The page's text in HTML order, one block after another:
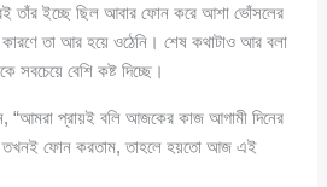
তাঁর ইচ্ছে ছিল আবার ফোন করে আশা ভোঁসলের
তা আর হয়ে ওঠেনি। শেষ কথাটাও আর বলা
বেশি কষ্ট দিচ্ছে।
“আমরা প্রায়ই বলি আজকের কাজ আগামী দিনের
তখনই ফোন করতাম, তাহলে হয়তো আজ এই